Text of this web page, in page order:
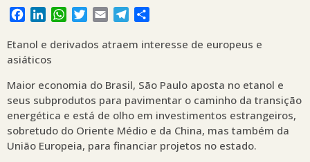
Facebook
LinkedInWhatsApp
Twitter
Email Telegram
Etanol e derivados atraem interesse de europeus e
asiáticos
Maior economia do Brasil, São Paulo aposta no etanol e
seus subprodutos para pavimentar o caminho da transição
energética e está de olho em investimentos estrangeiros,
sobretudo do Oriente Médio e da China, mas também da
União Europeia, para financiar projetos no estado.